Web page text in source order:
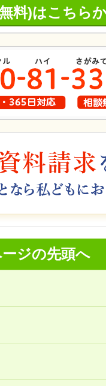
料)はこちら
ジの先頭へ